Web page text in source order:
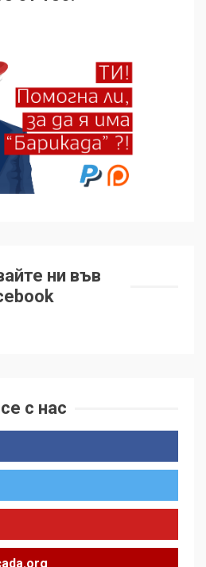
ни във
с нас